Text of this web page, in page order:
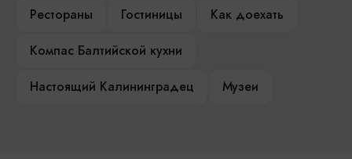
Рестораны
Гостиницы
Как доехать
Компас Балтийской кухни
Настоящий Калининградец
Музеи